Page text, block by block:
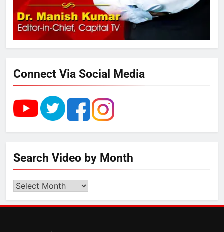
अनिश्चितकालीन धरना शुरू
3
289 एकड़ भूमि पर विकसित होगा कार्बन-
फ्री डेटा सेंटर, हजारों उच्च-कुशल
रोजगार सृजन की संभावना
UP में ग्रामीण बिजली आपूर्ति से कृषि,
डेयरी, कुटीर उद्योग और स्वरोजगार को
राम की नगरी अयोध्या में आने वाले भक्तों
का स्वागत करेगा लक्ष्मण द्वार
Connect Via Social Media
Search Video by Month
Search
by